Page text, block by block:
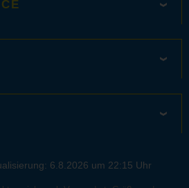
6.8.2026 um 22:15 Uhr